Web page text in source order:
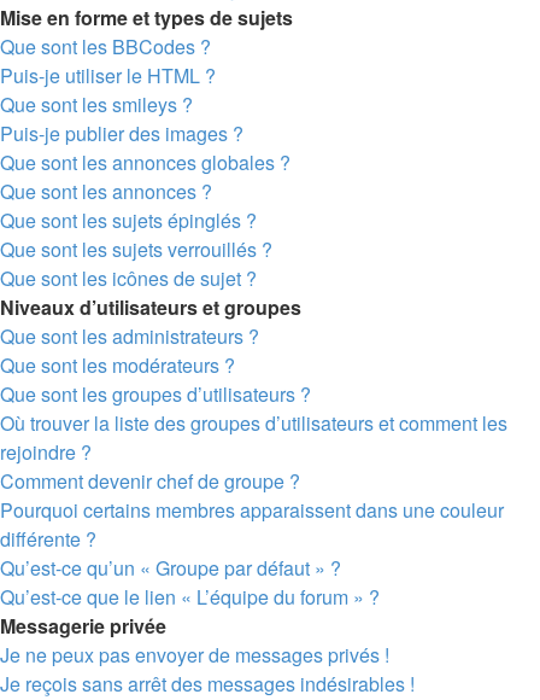
Mise en forme et types de sujets
Que sont les BBCodes ?
Puis-je utiliser le HTML ?
Que sont les smileys ?
Puis-je publier des images ?
Que sont les annonces globales ?
Que sont les annonces ?
Que sont les sujets épinglés ?
Que sont les sujets verrouillés ?
Que sont les icônes de sujet ?
Niveaux d’utilisateurs et groupes
Que sont les administrateurs ?
Que sont les modérateurs ?
Que sont les groupes d’utilisateurs ?
Où trouver la liste des groupes d’utilisateurs et comment les
rejoindre ?
Comment devenir chef de groupe ?
Pourquoi certains membres apparaissent dans une couleur
différente ?
Qu’est-ce qu’un « Groupe par défaut » ?
Qu’est-ce que le lien « L’équipe du forum » ?
Messagerie privée
Je ne peux pas envoyer de messages privés !
Je reçois sans arrêt des messages indésirables !